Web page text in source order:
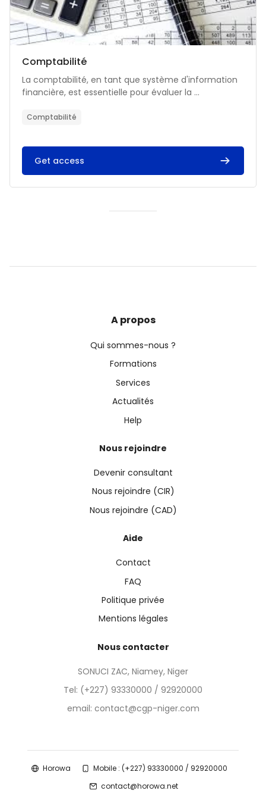
Catégorie de cours
Nom du cours
Comptabilité
Résumé du cours :
La comptabilité, en tant que système d'information
financière, est essentielle pour évaluer la ...
Comptabilité
Get access
A propos
Qui sommes-nous ?
Formations
Services
Actualités
Help
Nous rejoindre
Devenir consultant
Nous rejoindre (CIR)
Nous rejoindre (CAD)
Aide
Contact
FAQ
Politique privée
Mentions légales
Nous contacter
SONUCI ZAC, Niamey, Niger
Tel: (+227) 93330000 / 92920000
email: contact@cgp-niger.com
Horowa
Mobile : (+227) 93330000 / 92920000
contact@horowa.net